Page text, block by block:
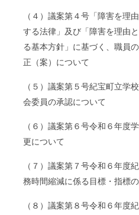
（４）議案第４号「障害を理
する法律」及び「障害を理由
る基本方針」に基づく、職員
正（案）について
（５）議案第５号紀宝町立学
会委員の承認について
（６）議案第６号令和６年度
更について
（７）議案第７号令和６年度
務時間縮減に係る目標・指標
（８）議案第８号令和６年度